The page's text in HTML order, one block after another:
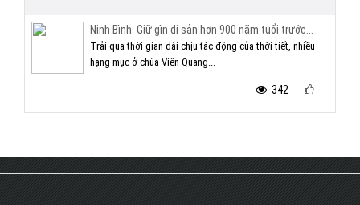
Ninh Bình: Giữ gìn di sản hơn 900 năm tuổi trước...
Trải qua thời gian dài chịu tác động của thời tiết, nhiều
hạng mục ở chùa Viên Quang...
342